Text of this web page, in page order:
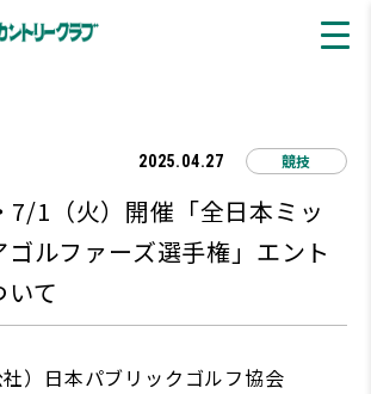
7/1（火）開催「全日本ミッ
ゴルファーズ選手権」エント
いて
2025.04.27 競技
）日本パブリックゴルフ協会